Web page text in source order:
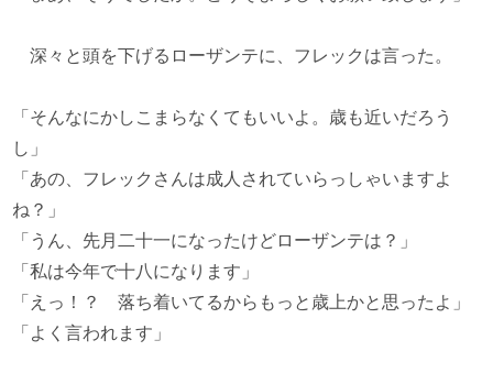
深々と頭を下げるローザンテに、フレックは言った。
「そんなにかしこまらなくてもいいよ。歳も近いだろう
し」
「あの、フレックさんは成人されていらっしゃいますよ
ね？」
「うん、先月二十一になったけどローザンテは？」
「私は今年で十八になります」
「えっ！？ 落ち着いてるからもっと歳上かと思ったよ」
「よく言われます」